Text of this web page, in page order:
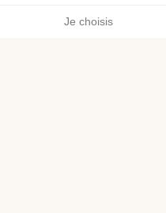
Je choisis